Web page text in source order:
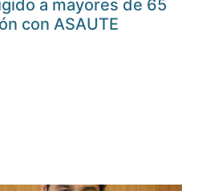
a mayores de 65
con ASAUTE